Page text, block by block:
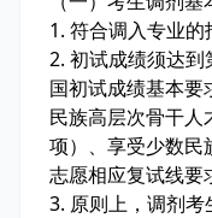
1. 符合调入专业的
2. 初试成绩须达
国初试成绩基本要
民族高层次骨干
项）、享受少数民
志愿相应复试线要
3. 原则上，调剂